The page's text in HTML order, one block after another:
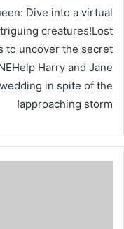
Dive into a virtual
creatures!Lost
to uncover the secret
Harry and Jane
in spite of the
approaching storm!